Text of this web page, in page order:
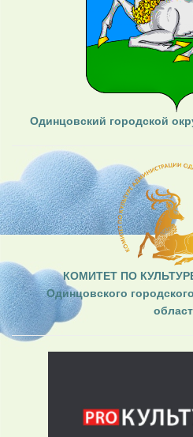
Одинцовский городской
КОМИТЕТ ПО
Одинцовского